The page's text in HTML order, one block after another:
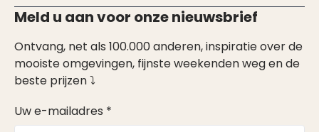
Meld u aan voor onze nieuwsbrief
Ontvang, net als 100.000 anderen, inspiratie over de
mooiste omgevingen, fijnste weekenden weg en de
beste prijzen ⤵
Uw e-mailadres *